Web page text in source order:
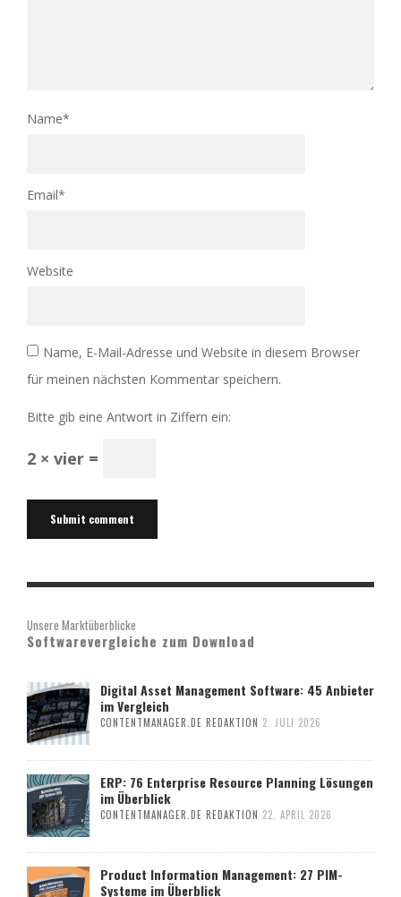
Name*
Email*
Website
Name, E-Mail-Adresse und Website in diesem Browser
für meinen nächsten Kommentar speichern.
Bitte gib eine Antwort in Ziffern ein:
2 × vier =
Unsere Marktüberblicke
Softwarevergleiche zum Download
Digital Asset Management Software: 45 Anbieter
im Vergleich
CONTENTMANAGER.DE REDAKTION 2. JULI 2026
ERP: 76 Enterprise Resource Planning Lösungen
im Überblick
CONTENTMANAGER.DE REDAKTION 22. APRIL 2026
Product Information Management: 27 PIM-
Systeme im Überblick